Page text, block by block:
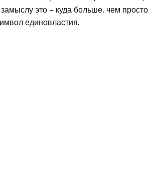
это – куда больше, чем
единовластия.